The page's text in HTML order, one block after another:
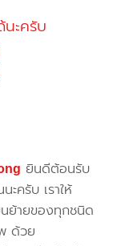
ะครับ
ยินดีต้อนรับ
ะครับ เราให้
ย้ายของทุกชนิด
ด้วย